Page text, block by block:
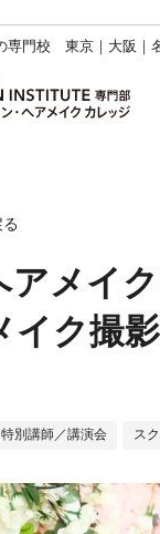
専門校 東京｜大阪｜
アメイ
イク撮
別講師／講演会 ス